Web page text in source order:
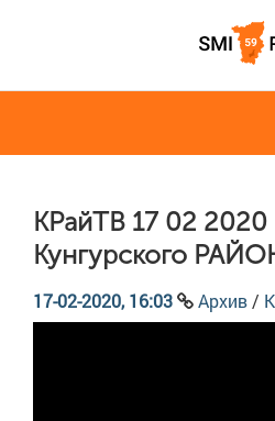
КРайТВ 17 02
Кунгурского
17-02-2020, 16:03 Архив /